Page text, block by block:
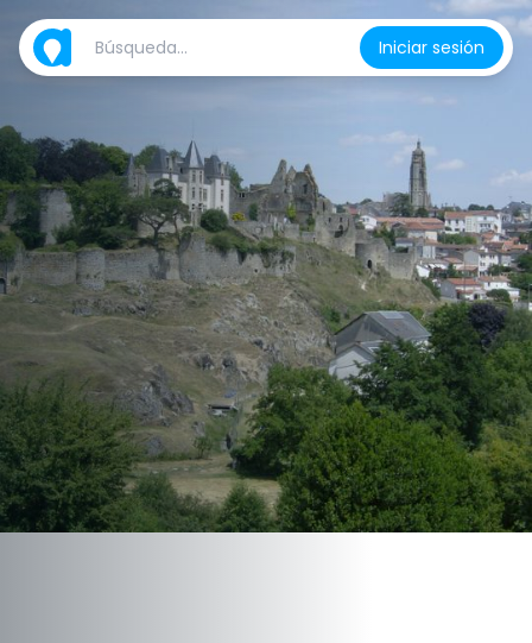
Iniciar sesión